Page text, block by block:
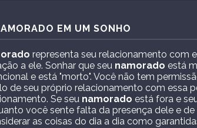
EM UM SONHO
representa seu relacionamento com
a ele. Sonhar que seu namorado está
e está "morto". Você não tem
de seu próprio relacionamento com essa
Se seu namorado está fora e
você sente falta da presença dele e
as coisas do dia a dia como